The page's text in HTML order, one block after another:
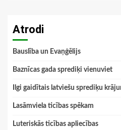
Atrodi
Bauslība un Evaņģēlijs
Baznīcas gada sprediķi vienuviet
Ilgi gaidītais latviešu sprediķu
Lasāmviela ticības spēkam
Luteriskās ticības apliecības